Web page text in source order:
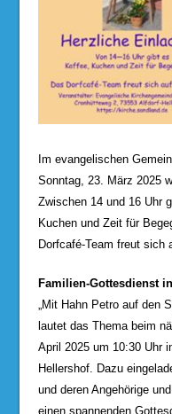
Im evangelischen
Sonntag, 23. März 2025
Zwischen 14 und 16 Uhr
Kuchen und Zeit für
Dorfcafé-Team freut sich
Familien-Gottesdienst
„Mit Hahn Petro auf den
lautet das Thema beim
April 2025 um 10:30 Uhr
Hellershof. Dazu
und deren Angehörige
einen spannenden